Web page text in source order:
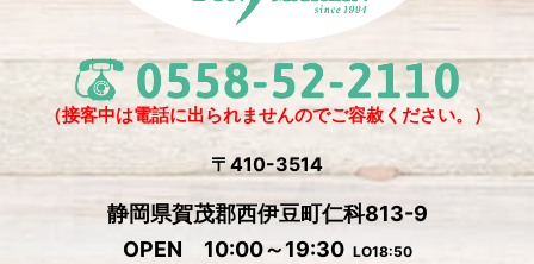
2024年11月
2024年10月(1)
2024年9月(5)
2024年6月(4)
（接客中は電話に出られませんのでご容赦ください。）
〒410-3514
静岡県賀茂郡西伊豆町仁科813-9
OPEN 10:00～19:30 LO18:50